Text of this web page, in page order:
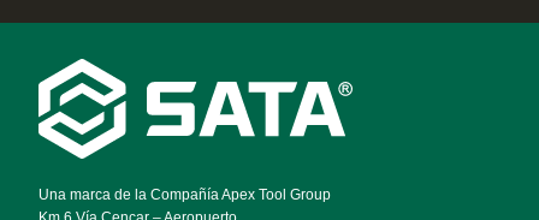
Footer
Navigation
Una marca de la Compañía Apex Tool Group